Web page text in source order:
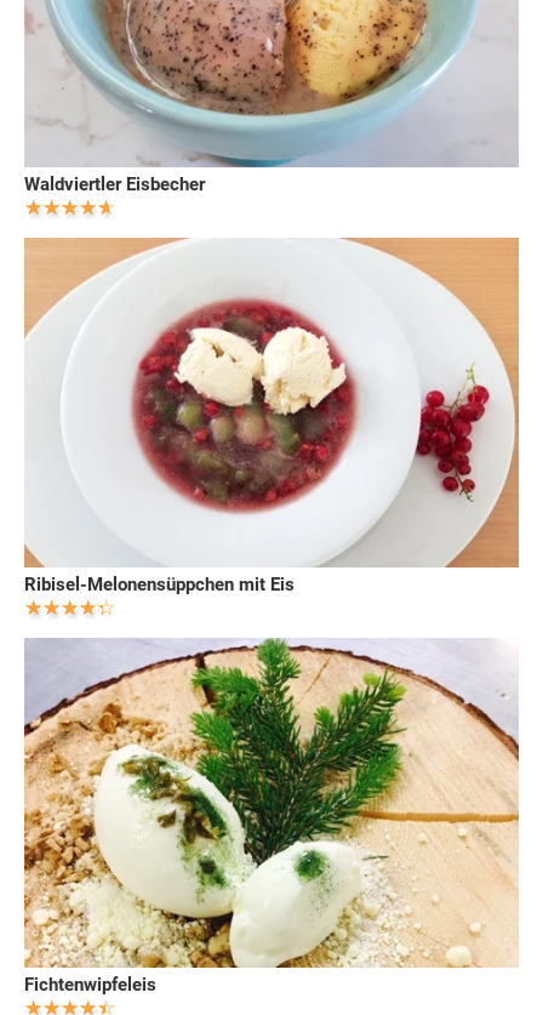
Waldviertler Eisbecher
Ribisel-Melonensüppchen mit Eis
Fichtenwipfeleis